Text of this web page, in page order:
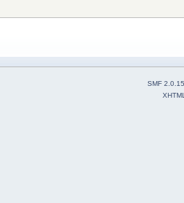
SMF 2.0.15